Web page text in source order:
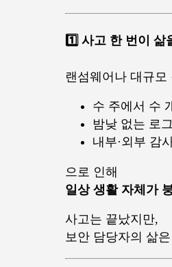
1️⃣ 사고 한 번이 삶
랜섬웨어나 대규모
수 주에서 수
밤낮 없는 로
내부·외부 감
으로 인해
일상 생활 자체가
사고는 끝났지만,
보안 담당자의 삶